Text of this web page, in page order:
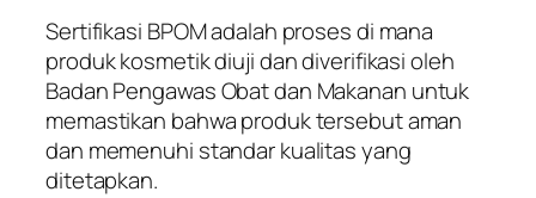
Sertifikasi BPOM adalah proses di mana
produk kosmetik diuji dan diverifikasi oleh
Badan Pengawas Obat dan Makanan untuk
memastikan bahwa produk tersebut aman
dan memenuhi standar kualitas yang
ditetapkan.